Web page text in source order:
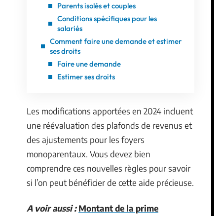
Parents isolés et couples
Conditions spécifiques pour les
salariés
Comment faire une demande et estimer
ses droits
Faire une demande
Estimer ses droits
Les modifications apportées en 2024 incluent
une réévaluation des plafonds de revenus et
des ajustements pour les foyers
monoparentaux. Vous devez bien
comprendre ces nouvelles règles pour savoir
si l’on peut bénéficier de cette aide précieuse.
A voir aussi : Montant de la prime